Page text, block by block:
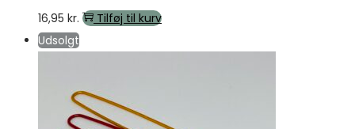
16,95 kr.
Tilføj til kurv
Udsolgt